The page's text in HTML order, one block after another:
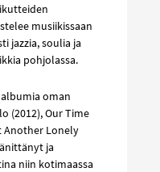
musiikissaan
jazzia, soulia ja
pohjolassa.
oman
(2012), Our Time
Another Lonely
ja
niin kotimaassa